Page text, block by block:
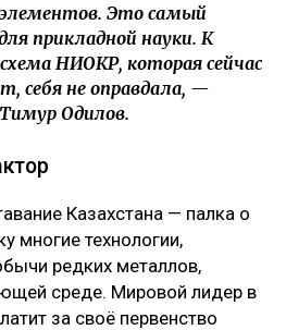
Это самый
прикладной науки. К
НИОКР, которая сейчас
себя не оправдала, —
Одилов.
Казахстана — палка о
многие технологии,
редких металлов,
среде. Мировой лидер в
за своё первенство